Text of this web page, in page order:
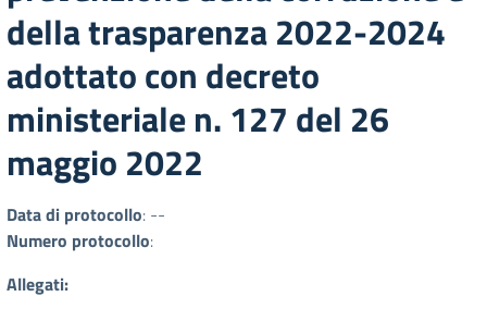
della trasparenza 2022-2024
adottato con decreto
ministeriale n. 127 del 26
maggio 2022
Data di protocollo: --
Numero protocollo:
Allegati: